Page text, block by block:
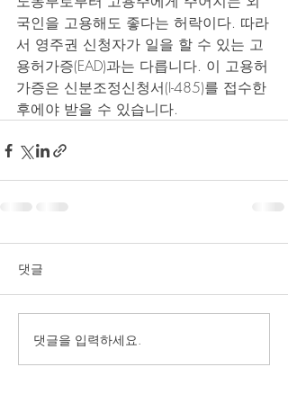
국인을 고용해도 좋다는 허락이다. 따라
서 영주권 신청자가 일을 할 수 있는 고
용허가증(EAD)과는 다릅니다. 이 고용허
가증은 신분조정신청서(I-485)를 접수한
후에야 받을 수 있습니다.
댓글
댓글을 입력하세요.